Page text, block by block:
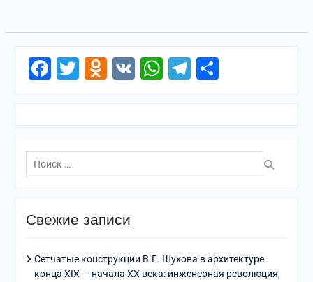
Facebook
Twitter
Odnoklassniki
VKWhatsApp
Telegram
Поиск
по:
Свежие записи
Сетчатые конструкции В.Г. Шухова в архитектуре
конца XIX — начала XX века: инженерная революция,